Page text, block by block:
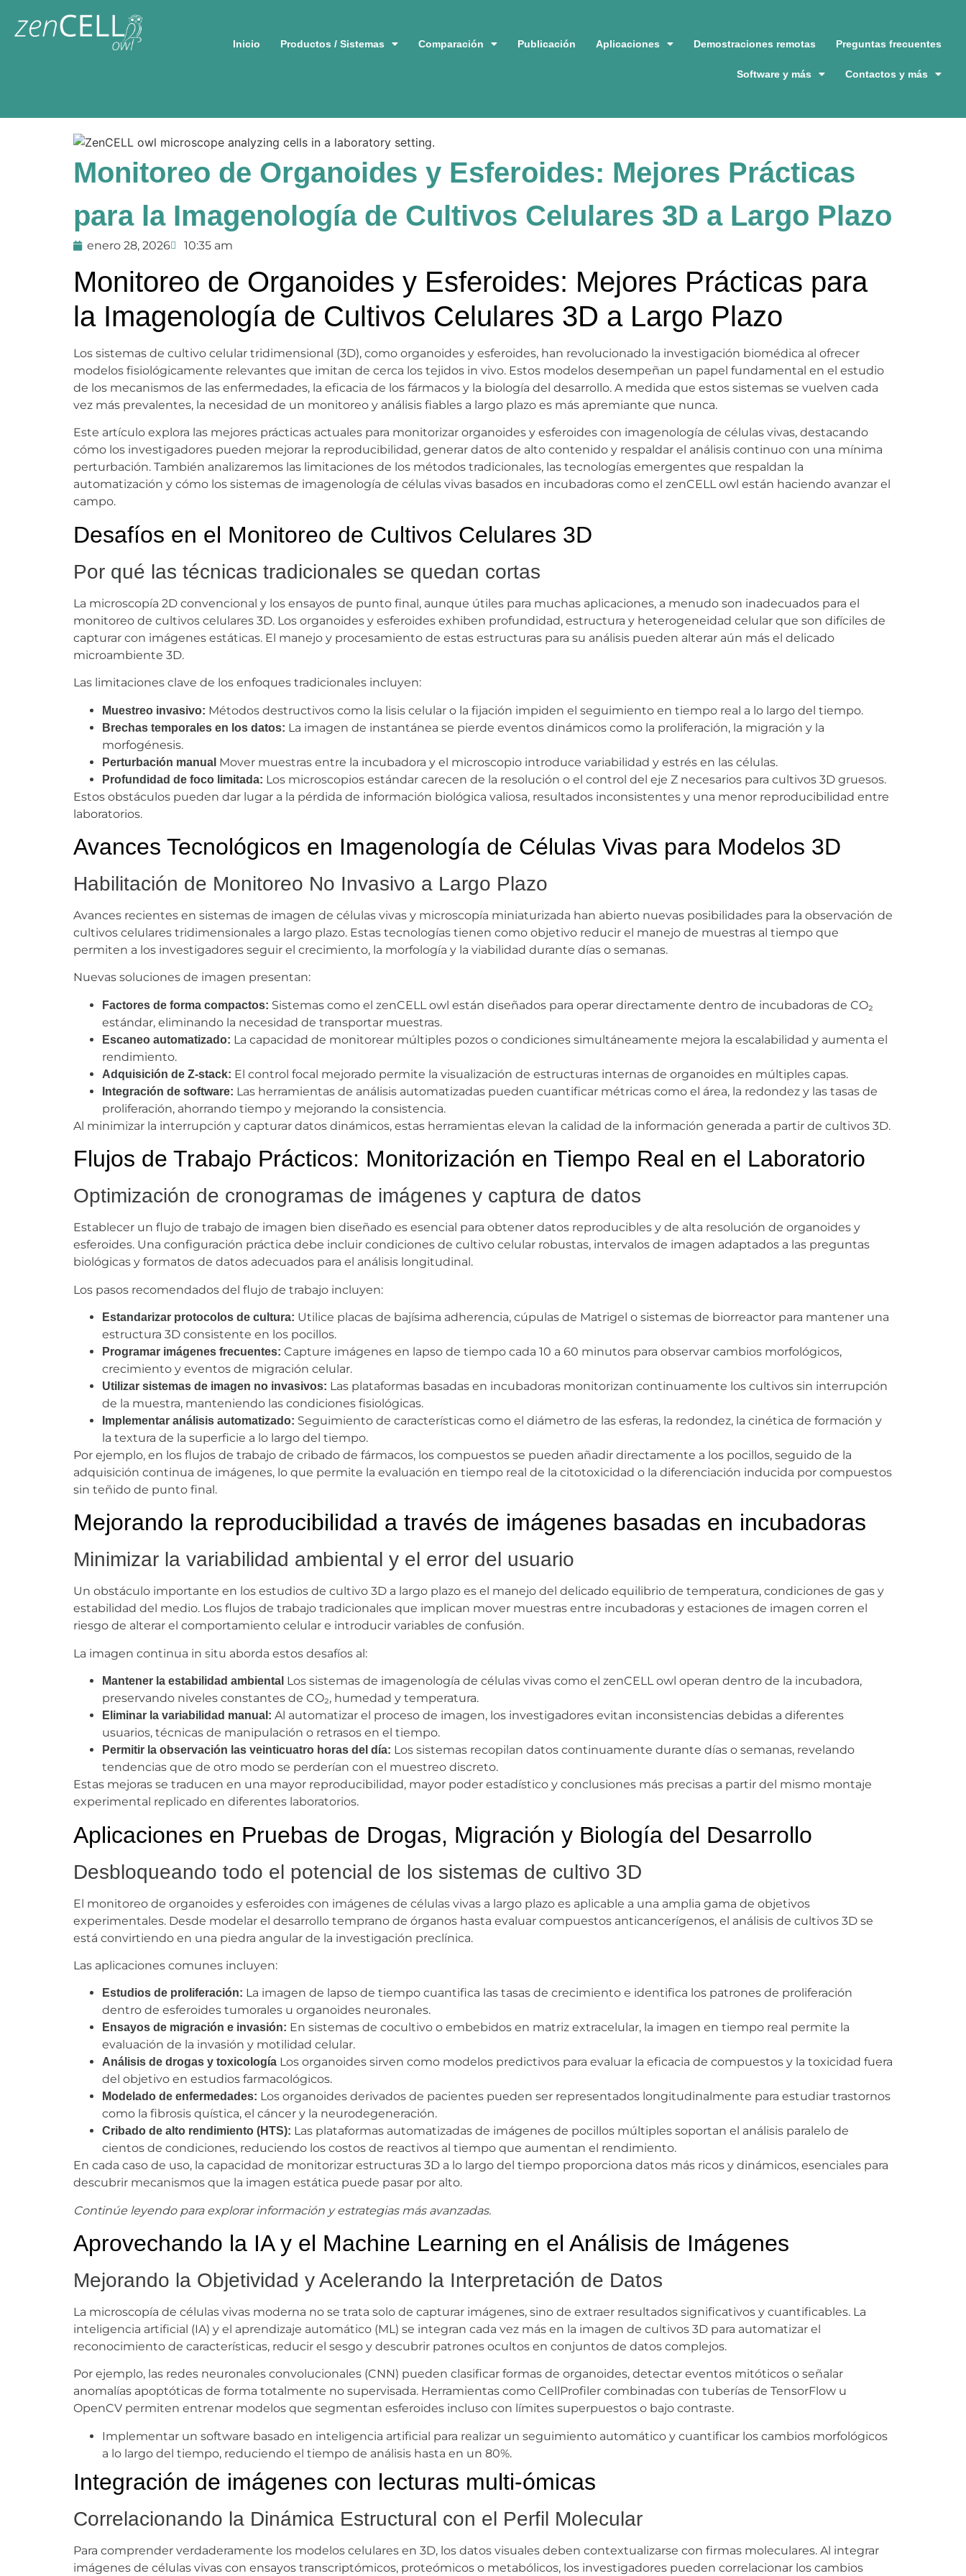
Inicio Productos / Sistemas Comparación Publicación Aplicaciones Demostraciones remotas Preguntas frecuentes
Software y más Contactos y más
Monitoreo de Organoides y Esferoides: Mejores Prácticas
para la Imagenología de Cultivos Celulares 3D a Largo Plazo
enero 28, 2026 10:35 am
Monitoreo de Organoides y Esferoides: Mejores Prácticas para
la Imagenología de Cultivos Celulares 3D a Largo Plazo
Los sistemas de cultivo celular tridimensional (3D), como organoides y esferoides, han revolucionado la investigación biomédica al ofrecer
modelos fisiológicamente relevantes que imitan de cerca los tejidos in vivo. Estos modelos desempeñan un papel fundamental en el estudio
de los mecanismos de las enfermedades, la eficacia de los fármacos y la biología del desarrollo. A medida que estos sistemas se vuelven cada
vez más prevalentes, la necesidad de un monitoreo y análisis fiables a largo plazo es más apremiante que nunca.
Este artículo explora las mejores prácticas actuales para monitorizar organoides y esferoides con imagenología de células vivas, destacando
cómo los investigadores pueden mejorar la reproducibilidad, generar datos de alto contenido y respaldar el análisis continuo con una mínima
perturbación. También analizaremos las limitaciones de los métodos tradicionales, las tecnologías emergentes que respaldan la
automatización y cómo los sistemas de imagenología de células vivas basados en incubadoras como el zenCELL owl están haciendo avanzar el
campo.
Desafíos en el Monitoreo de Cultivos Celulares 3D
Por qué las técnicas tradicionales se quedan cortas
La microscopía 2D convencional y los ensayos de punto final, aunque útiles para muchas aplicaciones, a menudo son inadecuados para el
monitoreo de cultivos celulares 3D. Los organoides y esferoides exhiben profundidad, estructura y heterogeneidad celular que son difíciles de
capturar con imágenes estáticas. El manejo y procesamiento de estas estructuras para su análisis pueden alterar aún más el delicado
microambiente 3D.
Las limitaciones clave de los enfoques tradicionales incluyen:
Muestreo invasivo: Métodos destructivos como la lisis celular o la fijación impiden el seguimiento en tiempo real a lo largo del tiempo.
Brechas temporales en los datos: La imagen de instantánea se pierde eventos dinámicos como la proliferación, la migración y la
morfogénesis.
Perturbación manual Mover muestras entre la incubadora y el microscopio introduce variabilidad y estrés en las células.
Profundidad de foco limitada: Los microscopios estándar carecen de la resolución o el control del eje Z necesarios para cultivos 3D gruesos.
Estos obstáculos pueden dar lugar a la pérdida de información biológica valiosa, resultados inconsistentes y una menor reproducibilidad entre
laboratorios.
Avances Tecnológicos en Imagenología de Células Vivas para Modelos 3D
Habilitación de Monitoreo No Invasivo a Largo Plazo
Avances recientes en sistemas de imagen de células vivas y microscopía miniaturizada han abierto nuevas posibilidades para la observación de
cultivos celulares tridimensionales a largo plazo. Estas tecnologías tienen como objetivo reducir el manejo de muestras al tiempo que
permiten a los investigadores seguir el crecimiento, la morfología y la viabilidad durante días o semanas.
Nuevas soluciones de imagen presentan:
Factores de forma compactos: Sistemas como el zenCELL owl están diseñados para operar directamente dentro de incubadoras de CO₂
estándar, eliminando la necesidad de transportar muestras.
Escaneo automatizado: La capacidad de monitorear múltiples pozos o condiciones simultáneamente mejora la escalabilidad y aumenta el
rendimiento.
Adquisición de Z-stack: El control focal mejorado permite la visualización de estructuras internas de organoides en múltiples capas.
Integración de software: Las herramientas de análisis automatizadas pueden cuantificar métricas como el área, la redondez y las tasas de
proliferación, ahorrando tiempo y mejorando la consistencia.
Al minimizar la interrupción y capturar datos dinámicos, estas herramientas elevan la calidad de la información generada a partir de cultivos 3D.
Flujos de Trabajo Prácticos: Monitorización en Tiempo Real en el Laboratorio
Optimización de cronogramas de imágenes y captura de datos
Establecer un flujo de trabajo de imagen bien diseñado es esencial para obtener datos reproducibles y de alta resolución de organoides y
esferoides. Una configuración práctica debe incluir condiciones de cultivo celular robustas, intervalos de imagen adaptados a las preguntas
biológicas y formatos de datos adecuados para el análisis longitudinal.
Los pasos recomendados del flujo de trabajo incluyen:
Estandarizar protocolos de cultura: Utilice placas de bajísima adherencia, cúpulas de Matrigel o sistemas de biorreactor para mantener una
estructura 3D consistente en los pocillos.
Programar imágenes frecuentes: Capture imágenes en lapso de tiempo cada 10 a 60 minutos para observar cambios morfológicos,
crecimiento y eventos de migración celular.
Utilizar sistemas de imagen no invasivos: Las plataformas basadas en incubadoras monitorizan continuamente los cultivos sin interrupción
de la muestra, manteniendo las condiciones fisiológicas.
Implementar análisis automatizado: Seguimiento de características como el diámetro de las esferas, la redondez, la cinética de formación y
la textura de la superficie a lo largo del tiempo.
Por ejemplo, en los flujos de trabajo de cribado de fármacos, los compuestos se pueden añadir directamente a los pocillos, seguido de la
adquisición continua de imágenes, lo que permite la evaluación en tiempo real de la citotoxicidad o la diferenciación inducida por compuestos
sin teñido de punto final.
Mejorando la reproducibilidad a través de imágenes basadas en incubadoras
Minimizar la variabilidad ambiental y el error del usuario
Un obstáculo importante en los estudios de cultivo 3D a largo plazo es el manejo del delicado equilibrio de temperatura, condiciones de gas y
estabilidad del medio. Los flujos de trabajo tradicionales que implican mover muestras entre incubadoras y estaciones de imagen corren el
riesgo de alterar el comportamiento celular e introducir variables de confusión.
La imagen continua in situ aborda estos desafíos al:
Mantener la estabilidad ambiental Los sistemas de imagenología de células vivas como el zenCELL owl operan dentro de la incubadora,
preservando niveles constantes de CO₂, humedad y temperatura.
Eliminar la variabilidad manual: Al automatizar el proceso de imagen, los investigadores evitan inconsistencias debidas a diferentes
usuarios, técnicas de manipulación o retrasos en el tiempo.
Permitir la observación las veinticuatro horas del día: Los sistemas recopilan datos continuamente durante días o semanas, revelando
tendencias que de otro modo se perderían con el muestreo discreto.
Estas mejoras se traducen en una mayor reproducibilidad, mayor poder estadístico y conclusiones más precisas a partir del mismo montaje
experimental replicado en diferentes laboratorios.
Aplicaciones en Pruebas de Drogas, Migración y Biología del Desarrollo
Desbloqueando todo el potencial de los sistemas de cultivo 3D
El monitoreo de organoides y esferoides con imágenes de células vivas a largo plazo es aplicable a una amplia gama de objetivos
experimentales. Desde modelar el desarrollo temprano de órganos hasta evaluar compuestos anticancerígenos, el análisis de cultivos 3D se
está convirtiendo en una piedra angular de la investigación preclínica.
Las aplicaciones comunes incluyen:
Estudios de proliferación: La imagen de lapso de tiempo cuantifica las tasas de crecimiento e identifica los patrones de proliferación
dentro de esferoides tumorales u organoides neuronales.
Ensayos de migración e invasión: En sistemas de cocultivo o embebidos en matriz extracelular, la imagen en tiempo real permite la
evaluación de la invasión y motilidad celular.
Análisis de drogas y toxicología Los organoides sirven como modelos predictivos para evaluar la eficacia de compuestos y la toxicidad fuera
del objetivo en estudios farmacológicos.
Modelado de enfermedades: Los organoides derivados de pacientes pueden ser representados longitudinalmente para estudiar trastornos
como la fibrosis quística, el cáncer y la neurodegeneración.
Cribado de alto rendimiento (HTS): Las plataformas automatizadas de imágenes de pocillos múltiples soportan el análisis paralelo de
cientos de condiciones, reduciendo los costos de reactivos al tiempo que aumentan el rendimiento.
En cada caso de uso, la capacidad de monitorizar estructuras 3D a lo largo del tiempo proporciona datos más ricos y dinámicos, esenciales para
descubrir mecanismos que la imagen estática puede pasar por alto.
Continúe leyendo para explorar información y estrategias más avanzadas.
Aprovechando la IA y el Machine Learning en el Análisis de Imágenes
Mejorando la Objetividad y Acelerando la Interpretación de Datos
La microscopía de células vivas moderna no se trata solo de capturar imágenes, sino de extraer resultados significativos y cuantificables. La
inteligencia artificial (IA) y el aprendizaje automático (ML) se integran cada vez más en la imagen de cultivos 3D para automatizar el
reconocimiento de características, reducir el sesgo y descubrir patrones ocultos en conjuntos de datos complejos.
Por ejemplo, las redes neuronales convolucionales (CNN) pueden clasificar formas de organoides, detectar eventos mitóticos o señalar
anomalías apoptóticas de forma totalmente no supervisada. Herramientas como CellProfiler combinadas con tuberías de TensorFlow u
OpenCV permiten entrenar modelos que segmentan esferoides incluso con límites superpuestos o bajo contraste.
Implementar un software basado en inteligencia artificial para realizar un seguimiento automático y cuantificar los cambios morfológicos
a lo largo del tiempo, reduciendo el tiempo de análisis hasta en un 80%.
Integración de imágenes con lecturas multi-ómicas
Correlacionando la Dinámica Estructural con el Perfil Molecular
Para comprender verdaderamente los modelos celulares en 3D, los datos visuales deben contextualizarse con firmas moleculares. Al integrar
imágenes de células vivas con ensayos transcriptómicos, proteómicos o metabólicos, los investigadores pueden correlacionar los cambios